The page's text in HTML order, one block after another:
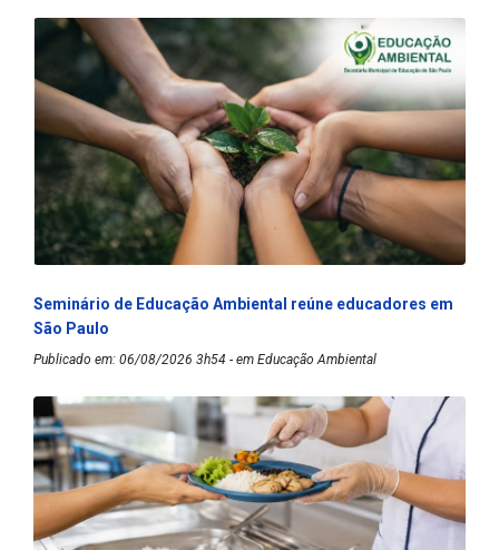
Seminário de Educação Ambiental reúne educadores em
São Paulo
Publicado em: 06/08/2026 3h54 - em Educação Ambiental